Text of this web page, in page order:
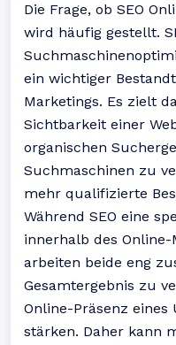
Die Frage, ob SEO
wird häufig gestellt.
ein wichtiger
Marketings. Es zielt
Sichtbarkeit einer
organischen
Suchmaschinen zu
mehr qualifizierte
Während SEO eine
innerhalb des
arbeiten beide eng
Gesamtergebnis zu
Online-Präsenz eines
stärken. Daher kann